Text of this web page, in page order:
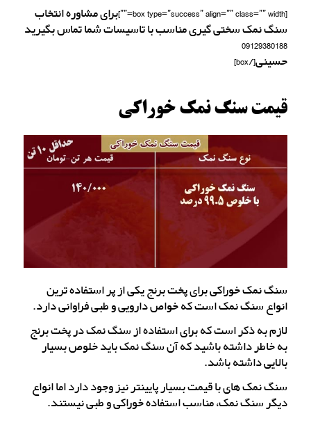
[box type=”success” align=”” class=”” width=””]برای مشاوره انتخاب
سنگ نمک سختی گیری مناسب با تاسیسات شما تماس بگیرید
09129380188
حسینی[/box]
قیمت سنگ نمک خوراکی
سنگ نمک خوراکی برای پخت برنج یکی از پر استفاده ترین
انواع سنگ نمک است که خواص دارویی و طبی فراوانی دارد.
لازم به ذکر است که برای استفاده از سنگ نمک در پخت برنج
به خاطر داشته باشید که آن سنگ نمک باید خلوص بسیار
بالایی داشته باشد.
سنگ نمک های با قیمت بسیار پایینتر نیز وجود دارد اما انواع
دیگر سنگ نمک، مناسب استفاده خوراکی و طبی نیستند.